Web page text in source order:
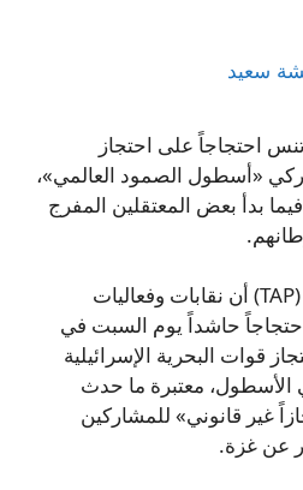
سعيد
احتجاجاً على احتجاز
«أسطول الصمود العالمي»،
فيما بدأ بعض المعتقلين المفرج
أكدت وكالة تونس للأنباء (TAP) أن نقابات وفعاليات
حاشداً يوم السبت في
قوات البحرية الإسرائيلية
الأسطول، معتبرة ما حدث
غير قانوني» للمشاركين
عن غزة.